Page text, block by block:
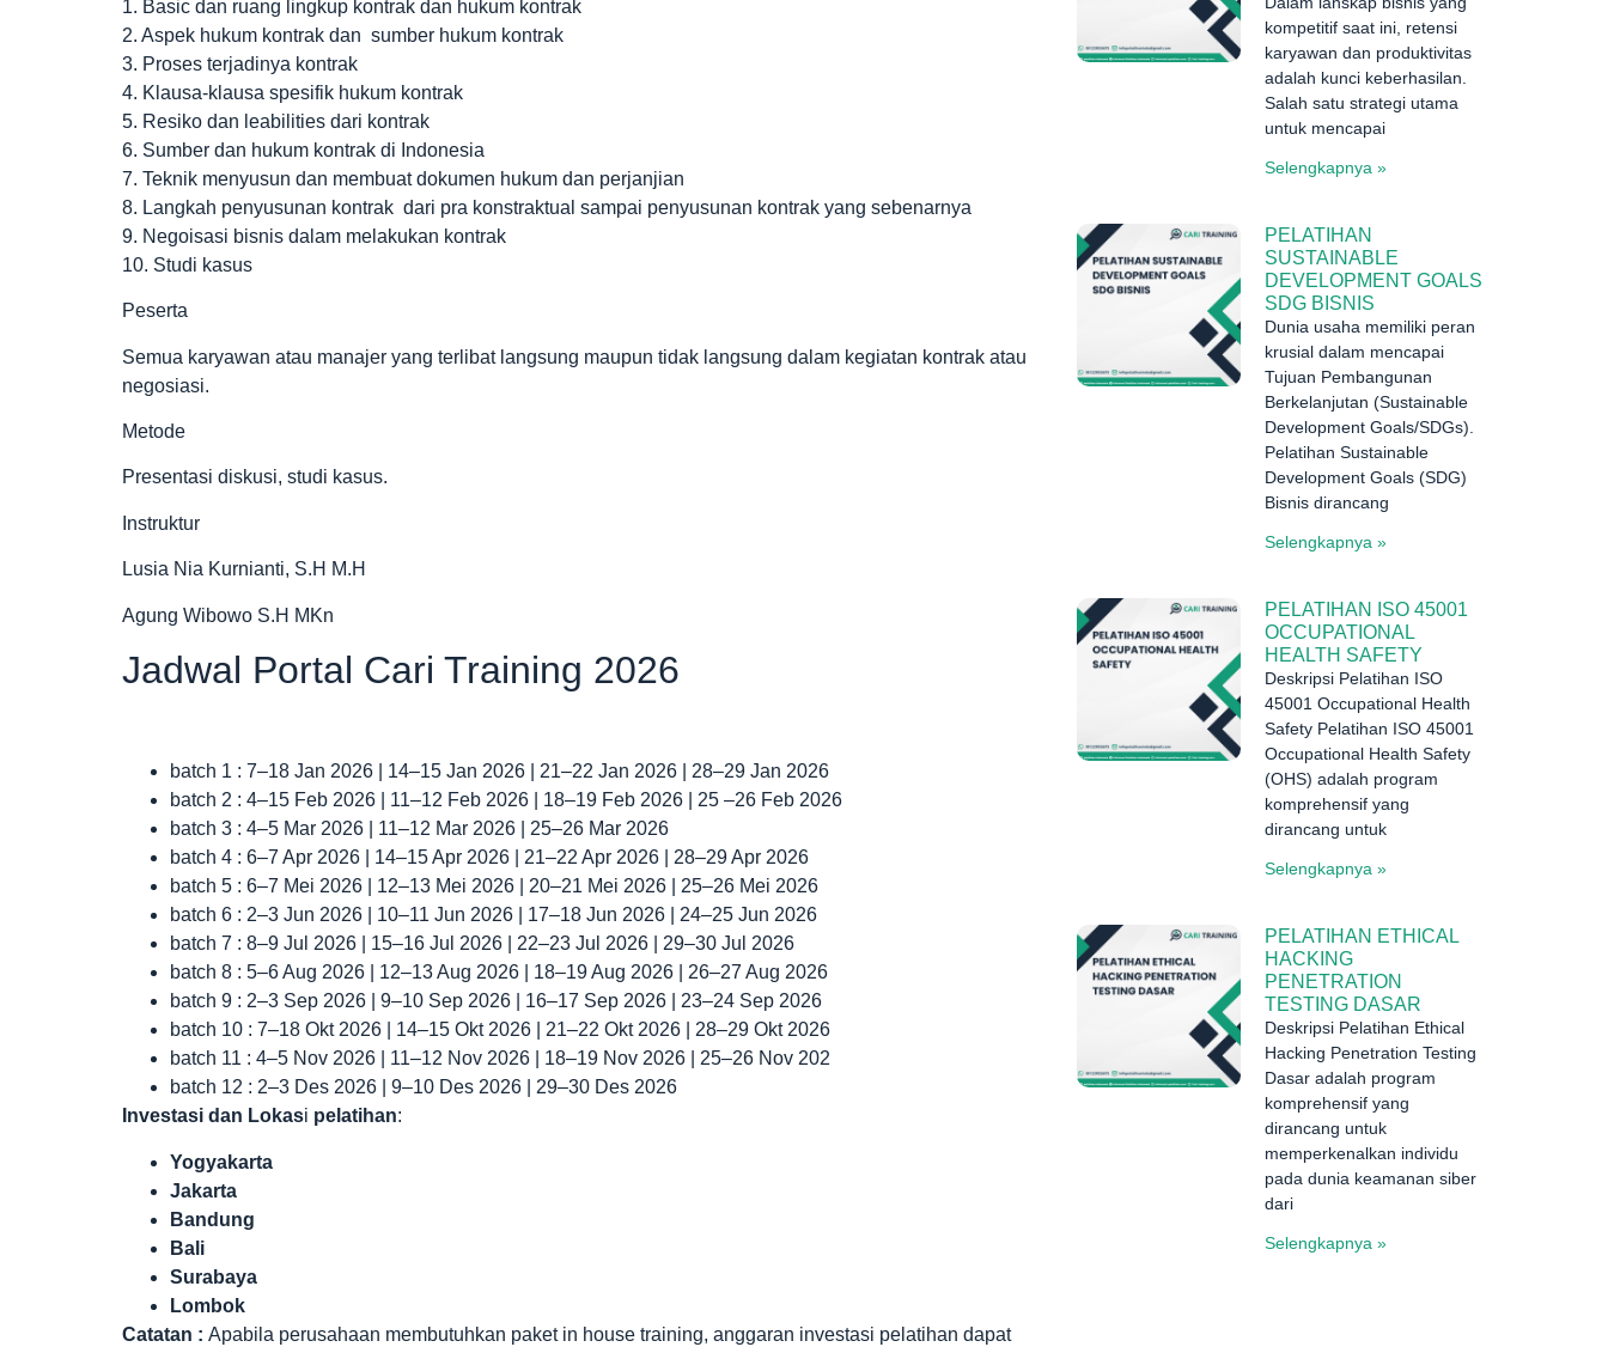
1. Basic dan ruang lingkup kontrak dan hukum kontrak
2. Aspek hukum kontrak dan sumber hukum kontrak
3. Proses terjadinya kontrak
4. Klausa-klausa spesifik hukum kontrak
5. Resiko dan leabilities dari kontrak
6. Sumber dan hukum kontrak di Indonesia
7. Teknik menyusun dan membuat dokumen hukum dan perjanjian
8. Langkah penyusunan kontrak dari pra konstraktual sampai penyusunan kontrak yang sebenarnya
9. Negoisasi bisnis dalam melakukan kontrak
10. Studi kasus
Peserta
Semua karyawan atau manajer yang terlibat langsung maupun tidak langsung dalam kegiatan kontrak atau
negosiasi.
Metode
Presentasi diskusi, studi kasus.
Instruktur
Lusia Nia Kurnianti, S.H M.H
Agung Wibowo S.H MKn
Jadwal Portal Cari Training 2026
batch 1 : 7–18 Jan 2026 | 14–15 Jan 2026 | 21–22 Jan 2026 | 28–29 Jan 2026
batch 2 : 4–15 Feb 2026 | 11–12 Feb 2026 | 18–19 Feb 2026 | 25 –26 Feb 2026
batch 3 : 4–5 Mar 2026 | 11–12 Mar 2026 | 25–26 Mar 2026
batch 4 : 6–7 Apr 2026 | 14–15 Apr 2026 | 21–22 Apr 2026 | 28–29 Apr 2026
batch 5 : 6–7 Mei 2026 | 12–13 Mei 2026 | 20–21 Mei 2026 | 25–26 Mei 2026
batch 6 : 2–3 Jun 2026 | 10–11 Jun 2026 | 17–18 Jun 2026 | 24–25 Jun 2026
batch 7 : 8–9 Jul 2026 | 15–16 Jul 2026 | 22–23 Jul 2026 | 29–30 Jul 2026
batch 8 : 5–6 Aug 2026 | 12–13 Aug 2026 | 18–19 Aug 2026 | 26–27 Aug 2026
batch 9 : 2–3 Sep 2026 | 9–10 Sep 2026 | 16–17 Sep 2026 | 23–24 Sep 2026
batch 10 : 7–18 Okt 2026 | 14–15 Okt 2026 | 21–22 Okt 2026 | 28–29 Okt 2026
batch 11 : 4–5 Nov 2026 | 11–12 Nov 2026 | 18–19 Nov 2026 | 25–26 Nov 202
batch 12 : 2–3 Des 2026 | 9–10 Des 2026 | 29–30 Des 2026
Investasi dan Lokasi pelatihan:
Yogyakarta
Jakarta
Bandung
Bali
Surabaya
Lombok
Catatan : Apabila perusahaan membutuhkan paket in house training, anggaran investasi pelatihan dapat
kompetitif saat ini, retensi
karyawan dan produktivitas
adalah kunci keberhasilan.
Salah satu strategi utama
untuk mencapai
Selengkapnya »
PELATIHAN
SUSTAINABLE
DEVELOPMENT GOALS
SDG BISNIS
Dunia usaha memiliki peran
krusial dalam mencapai
Tujuan Pembangunan
Berkelanjutan (Sustainable
Development Goals/SDGs).
Pelatihan Sustainable
Development Goals (SDG)
Bisnis dirancang
Selengkapnya »
PELATIHAN ISO 45001
OCCUPATIONAL
HEALTH SAFETY
Deskripsi Pelatihan ISO
45001 Occupational Health
Safety Pelatihan ISO 45001
Occupational Health Safety
(OHS) adalah program
komprehensif yang
dirancang untuk
Selengkapnya »
PELATIHAN ETHICAL
HACKING
PENETRATION
TESTING DASAR
Deskripsi Pelatihan Ethical
Hacking Penetration Testing
Dasar adalah program
komprehensif yang
dirancang untuk
memperkenalkan individu
pada dunia keamanan siber
dari
Selengkapnya »